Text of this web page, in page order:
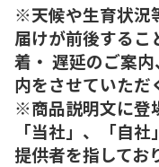
※天候や生育状況
届けが前後するこ
着・ 遅延のご案
内をさせていただ
※商品説明文に登
「当社」、「自
提供者を指してお